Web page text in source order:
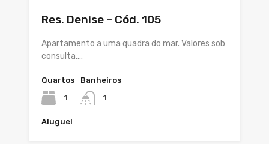
Res. Denise – Cód. 105
Apartamento a uma quadra do mar. Valores sob
consulta.…
Quartos
1
Banheiros
1
Aluguel